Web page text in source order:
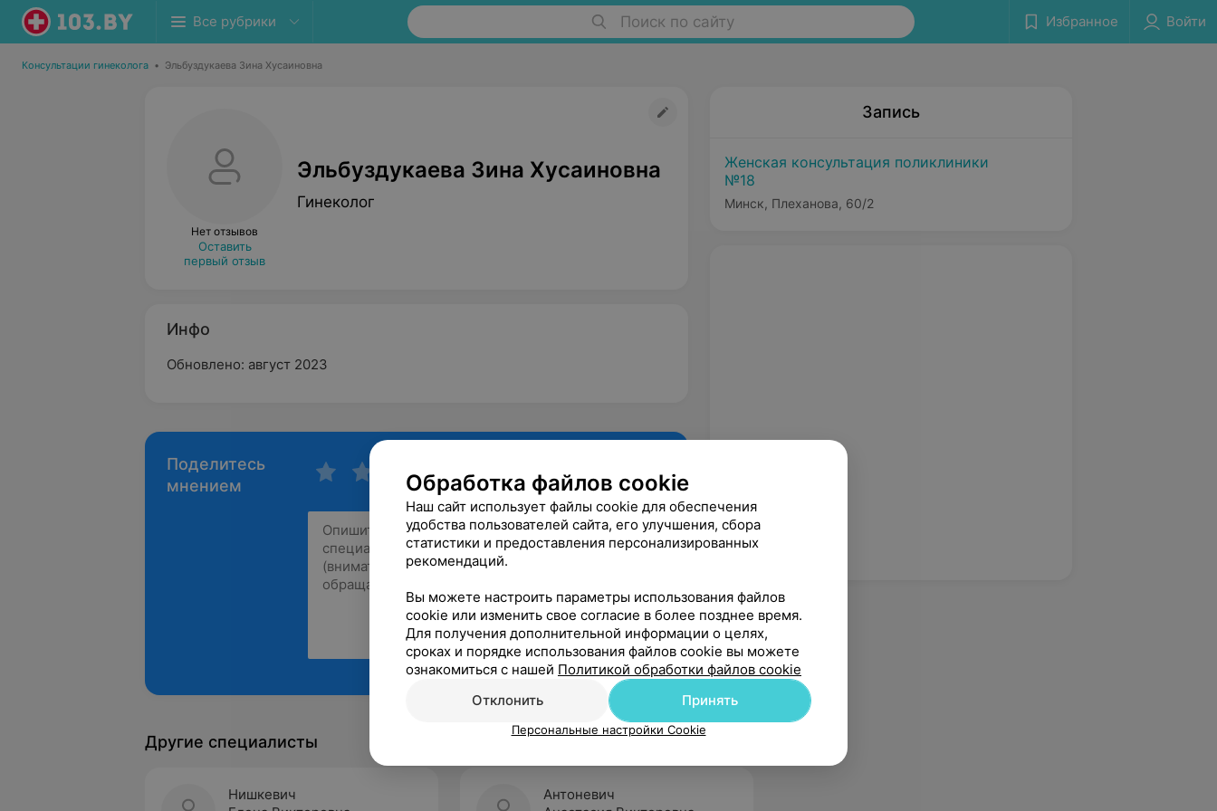
Все рубрики Поиск по сайту Избранное Войти
Консультации гинеколога • Эльбуздукаева Зина Хусаиновна
Нет отзывов
Оставить
первый отзыв
Эльбуздукаева Зина Хусаиновна
Гинеколог
Инфо
Обновлено: август 2023
Поделитесь
мнением
Рекомендую
Запись
Женская консультация поликлиники
№18
Минск, Плеханова, 60/2
Другие специалисты
Нишкевич
Антоневич
Обработка файлов cookie
Наш сайт использует файлы cookie для обеспечения
удобства пользователей сайта, его улучшения, сбора
статистики и предоставления персонализированных
рекомендаций.
Вы можете настроить параметры использования файлов
cookie или изменить свое согласие в более позднее время.
Для получения дополнительной информации о целях,
сроках и порядке использования файлов cookie вы можете
ознакомиться с нашей Политикой обработки файлов cookie
Отклонить
Принять
Персональные настройки Cookie